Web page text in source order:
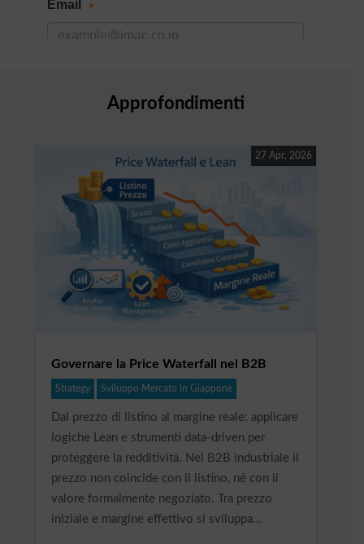
Approfondimenti
Governare la Price Waterfall nel B2B
27 Apr, 2026
Strategy Sviluppo Mercato in Giappone
Dal prezzo di listino al margine reale: applicare
logiche Lean e strumenti data-driven per
proteggere la redditività. Nel B2B industriale il
prezzo non coincide con il listino, né con il
valore formalmente negoziato. Tra prezzo
iniziale e margine effettivo si sviluppa...